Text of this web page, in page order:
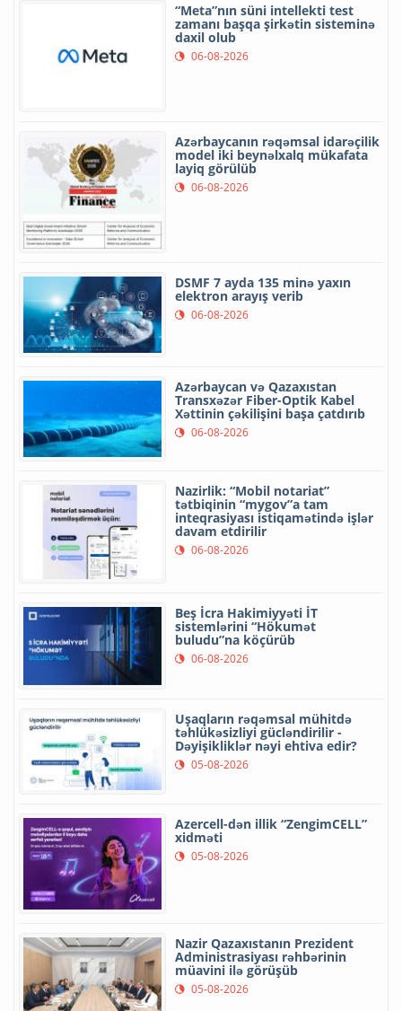
“Meta”nın süni intellekti test
zamanı başqa şirkətin sisteminə
daxil olub
06-08-2026
Azərbaycanın rəqəmsal idarəçilik
model iki beynəlxalq mükafata
layiq görülüb
06-08-2026
DSMF 7 ayda 135 minə yaxın
elektron arayış verib
06-08-2026
Azərbaycan və Qazaxıstan
Transxəzər Fiber-Optik Kabel
Xəttinin çəkilişini başa çatdırıb
06-08-2026
Nazirlik: “Mobil notariat”
tətbiqinin “mygov”a tam
inteqrasiyası istiqamətində işlər
davam etdirilir
06-08-2026
Beş İcra Hakimiyyəti İT
sistemlərini “Hökumət
buludu”na köçürüb
06-08-2026
Uşaqların rəqəmsal mühitdə
təhlükəsizliyi gücləndirilir -
Dəyişikliklər nəyi ehtiva edir?
05-08-2026
Azercell-dən illik “ZengimCELL”
xidməti
05-08-2026
Nazir Qazaxıstanın Prezident
Administrasiyası rəhbərinin
müavini ilə görüşüb
05-08-2026